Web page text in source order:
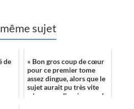
sujet
de
« Bon gros coup de cœur
pour ce premier tome
assez dingue, alors que le
sujet aurait pu très vite
m'ennuyer. J'avais peur de